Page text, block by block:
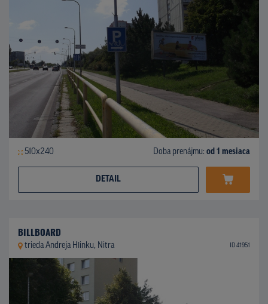
510x240 Doba prenájmu: od 1 mesiaca
DETAIL
BILLBOARD
trieda Andreja Hlinku, Nitra ID 41951